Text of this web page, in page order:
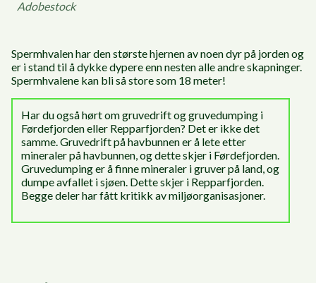
Adobestock
Spermhvalen har den største hjernen av noen dyr på jorden og
er i stand til å dykke dypere enn nesten alle andre skapninger.
Spermhvalene kan bli så store som 18 meter!
Har du også hørt om gruvedrift og gruvedumping i
Førdefjorden eller Repparfjorden? Det er ikke det
samme. Gruvedrift på havbunnen er å lete etter
mineraler på havbunnen, og dette skjer i Førdefjorden.
Gruvedumping er å finne mineraler i gruver på land, og
dumpe avfallet i sjøen. Dette skjer i Repparfjorden.
Begge deler har fått kritikk av miljøorganisasjoner.